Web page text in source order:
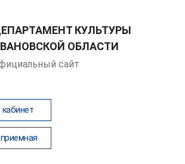
КУЛЬТУРЫ
ОБЛАСТИ
сайт